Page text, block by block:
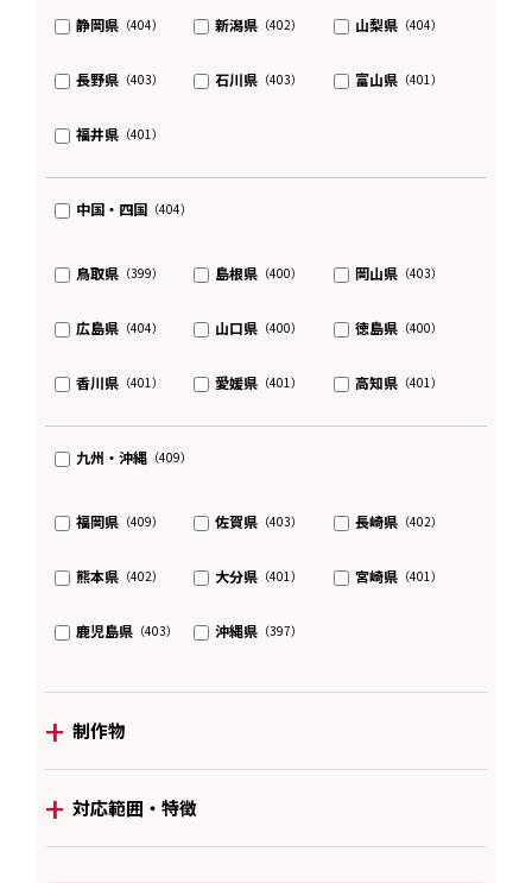
静岡県（404） 新潟県 （402） 山梨県 （404）
長野県（403） 石川県 （403） 富山県 （401）
福井県（401）
中国・四国（404）
鳥取県（399） 島根県 （400） 岡山県 （403）
広島県（404） 山口県 （400） 徳島県 （400）
香川県（401） 愛媛県 （401） 高知県 （401）
九州・沖縄（409）
福岡県（409） 佐賀県 （403） 長崎県 （402）
熊本県（402） 大分県 （401） 宮崎県 （401）
鹿児島県（403） 沖縄県 （397）
+ 制作物
+ 対応範囲・特徴